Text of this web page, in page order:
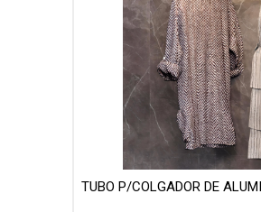
TUBO P/COLGADOR DE